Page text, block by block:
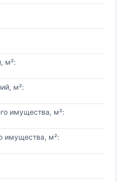
м²:
м²:
имущества, м²:
имущества, м²: